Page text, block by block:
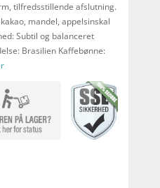
tilfredsstillende afslutning.
mandel, appelsinskal
Subtil og balanceret
Brasilien Kaffebønne: